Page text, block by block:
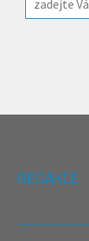
REDAKCE